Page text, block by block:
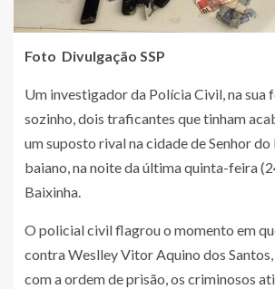
Foto Divulgação SSP
Um investigador da Polícia Civil, na sua
sozinho, dois traficantes que tinham
um suposto rival na cidade de Senhor
baiano, na noite da última quinta-feira
Baixinha.
O policial civil flagrou o momento em
contra Weslley Vitor Aquino dos
com a ordem de prisão, os criminosos